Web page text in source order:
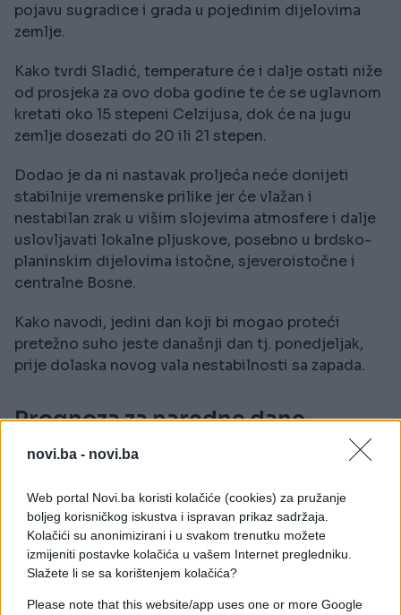
novi.ba - novi.ba
Web portal Novi.ba koristi kolačiće (cookies) za pružanje
boljeg korisničkog iskustva i ispravan prikaz sadržaja.
Kolačići su anonimizirani i u svakom trenutku možete
izmijeniti postavke kolačića u vašem Internet pregledniku.
Slažete li se sa korištenjem kolačića?
Please note that this website/app uses one or more Google
pojavu sugradice i grada u pojedinim dijelovima
zemlje.
Kako tvrdi Sladić, temperature će i dalje ostati niže
od prosjeka za ovo doba godine te će se uglavnom
kretati oko 15 stepeni Celzijusa, dok će na jugu
zemlje dosezati do 20 ili 21 stepen.
Dodao je da ni nastavak proljeća neće donijeti
stabilnije vremenske prilike jer će vlažan i
nestabilan zrak u višim slojevima atmosfere i dalje
uslovljavati lokalne pljuskove, posebno u brdsko-
planinskim dijelovima istočne, sjeveroistočne i
centralne Bosne.
Kako navodi, jedini dan koji bi mogao proteći
pretežno suho jeste današnji dan tj. ponedjeljak,
prije dolaska novog vala nestabilnosti sa zapada.
Prognoza za naredne dane
U utorak umjereno do pretežno oblačno i
zemlje su mogući lokalni pljuskovi sa grmljavinom.
Vjetar je slab sjevernog i sjeveroistočnog smjera.
Najniža jutarnja temperatura zraka većinom između
4 i 9°C, na jugu do 12°C. Najviša dnevna